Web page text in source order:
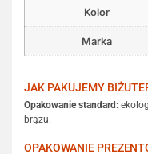
Kolor
Marka
JAK PAKUJEMY
Opakowanie standard:
brązu.
OPAKOWANIE